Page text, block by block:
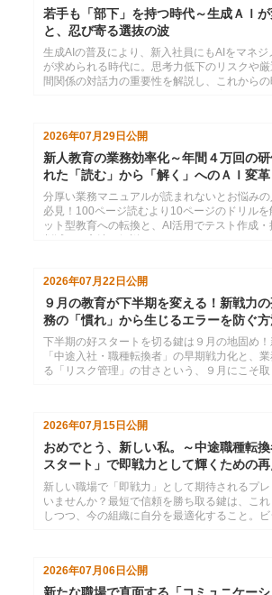
若手も「部下」を持つ時代～生成ＡＩ
と、忍び寄る選抜の波
生成AIの普及により、新入社員にもAIをマネ
が求められる時代に。思考力低下のリスクや
間関係の対話力の重要性を解説し、これからの
2026年07月29日 公開
新人教育の業務効率化～年間４万回の
れた「読む」から「解く」へのＡＩ変革
分厚い業務マニュアルが読まれないとお悩み
必見！100ページ読むより10ページのドリル
ット型教育への転換と、AI活用でテスト作成・
2026年07月22日公開
９月の教育が下半期を変える！新戦力
務の「慣れ」から生じるエラーを防ぐ
下半期の好スタートを切る鍵は９月の地固め
「中途入社・職種転換者」の早期戦力化と、
る「リスク管理」の甘さという、９月にこそ取
2026年07月15日 公開
おめでとう、新しい私。～中途職種転
スタート」で即戦力として輝くための
新しい職場で「即戦力」として期待されるプ
いませんか？最短で信頼を勝ち取る鍵は、こ
しつつ、今の組織に自分を最適化すること。ビ
2026年07月06日 公開